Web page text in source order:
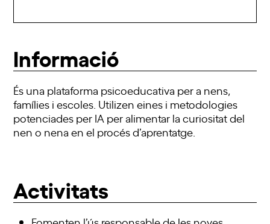
Informació
És una plataforma psicoeducativa per a nens,
famílies i escoles. Utilizen eines i metodologies
potenciades per IA per alimentar la curiositat del
nen o nena en el procés d’aprentatge.
Activitats